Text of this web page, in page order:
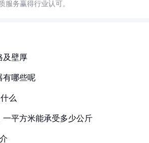
服务赢得行业认可。
及壁厚
有哪些呢
么
一平方米能承受多少公斤